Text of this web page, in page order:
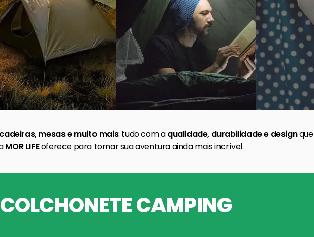
mesas e muito mais: tudo com aqualidade, durabilidade e designque
MOR LIFEoferece para tornar sua aventura ainda mais incrível.
COLCHONETE CAMPING